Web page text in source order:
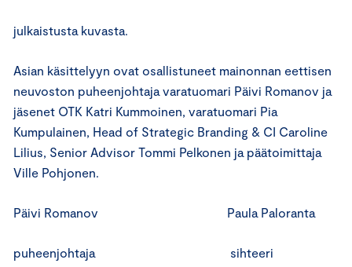
julkaistusta kuvasta.
Asian käsittelyyn ovat osallistuneet mainonnan eettisen
neuvoston puheenjohtaja varatuomari Päivi Romanov ja
jäsenet OTK Katri Kummoinen, varatuomari Pia
Kumpulainen, Head of Strategic Branding & CI Caroline
Lilius, Senior Advisor Tommi Pelkonen ja päätoimittaja
Ville Pohjonen.
Päivi Romanov Paula Paloranta
puheenjohtaja sihteeri